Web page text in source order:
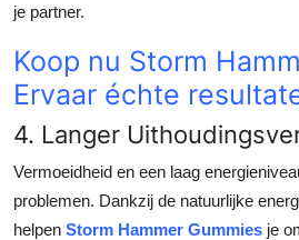
je partner.
Koop nu Storm
Ervaar échte
4. Langer
Vermoeidheid en een laag
problemen. Dankzij de natuurlijke
helpen Storm Hammer Gummies je